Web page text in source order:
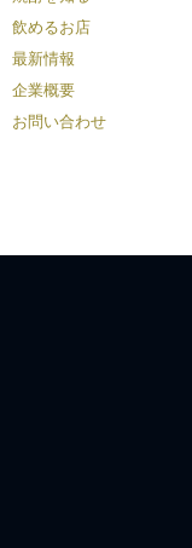
飲めるお店
最新情報
企業概要
お問い合わせ